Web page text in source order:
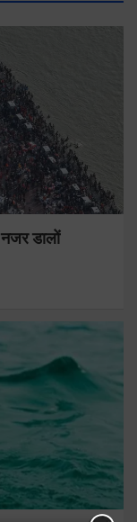
डालों